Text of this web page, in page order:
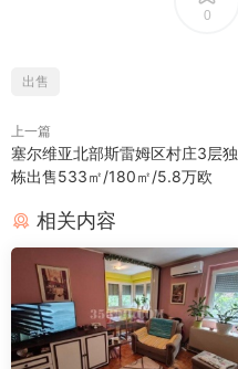
0
出售
上一篇
塞尔维亚北部斯雷姆区村庄3层独
栋出售533㎡/180㎡/5.8万欧
相关内容